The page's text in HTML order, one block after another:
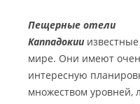
Пещерные отели
Каппадокии
мире. Они имеют
интересную
множеством уровней,